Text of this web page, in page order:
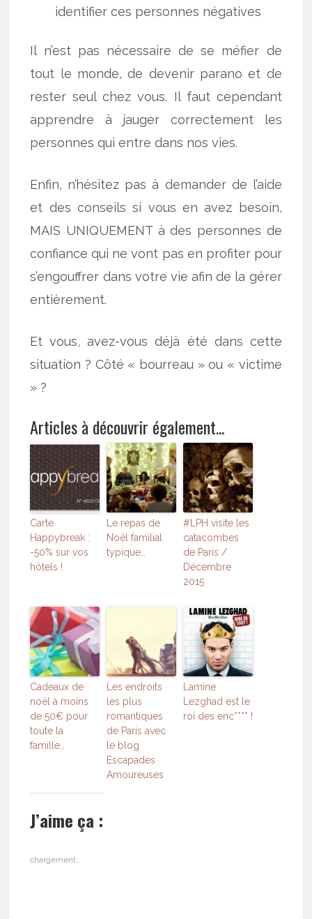
identifier ces personnes négatives
Il n’est pas nécessaire de se méfier de
tout le monde, de devenir parano et de
rester seul chez vous. Il faut cependant
apprendre à jauger correctement les
personnes qui entre dans nos vies.
Enfin, n’hésitez pas à demander de l’aide
et des conseils si vous en avez besoin,
MAIS UNIQUEMENT à des personnes de
confiance qui ne vont pas en profiter pour
s’engouffrer dans votre vie afin de la gérer
entièrement.
Et vous, avez-vous déjà été dans cette
situation ? Côté « bourreau » ou « victime
» ?
Articles à découvrir également...
Carte
Happybreak :
-50% sur vos
hôtels !
Le repas de
Noël familial
typique…
#LPH visite les
catacombes
de Paris /
Décembre
2015
Cadeaux de
noël à moins
de 50€ pour
toute la
famille…
Les endroits
les plus
romantiques
de Paris avec
le blog
Escapades
Amoureuses
Lamine
Lezghad est le
roi des enc**** !
J’aime ça :
chargement…